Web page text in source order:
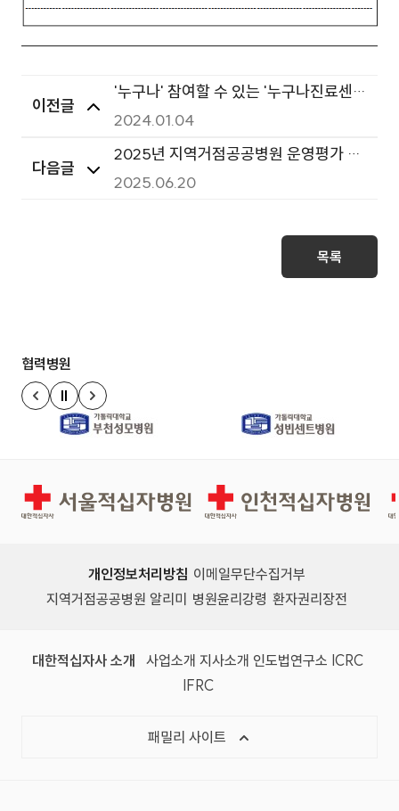
이전글
'누구나' 참여할 수 있는 '누구나진료센
터'
2024.01.04
다음글
2025년 지역거점공공병원 운영평가 만
족도 설문조사 시행 안내
2025.06.20
목록
협력병원
이전 슬라이드
정지
다음 슬라이드
서울적십자병원 인천적십자병원
개인정보처리방침 이메일무단수집거부
지역거점공공병원 알리미
병원윤리강령 환자권리장전
대한적십자사 소개 사업소개 지사소개 인도법연구소 ICRC
IFRC
패밀리 사이트